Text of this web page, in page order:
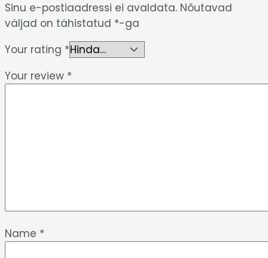
Sinu e-postiaadressi ei avaldata. Nõutavad
väljad on tähistatud *-ga
Your rating *
Your review *
Name *